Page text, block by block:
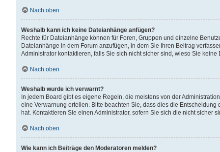
Nach oben
Weshalb kann ich keine Dateianhänge anfügen?
Rechte für Dateianhänge können für Foren, Gruppen und einzelne
Dateianhänge in dem Forum anzufügen, in dem Sie Ihren Beitrag
Administrator kontaktieren, falls Sie sich nicht sicher sind, wieso Sie
Nach oben
Weshalb wurde ich verwarnt?
In jedem Board gibt es eigene Regeln, die meistens von der
eine Verwarnung erteilen. Bitte beachten Sie, dass dies die
hat. Kontaktieren Sie einen Administrator, sofern Sie sich die nicht sicher
Nach oben
Wie kann ich Beiträge den Moderatoren melden?